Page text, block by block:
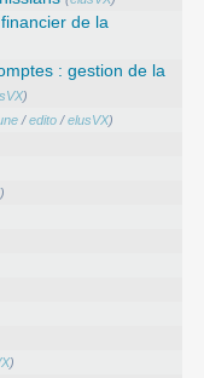
de la
: gestion de la
)
/edito /elusVX)
)
)